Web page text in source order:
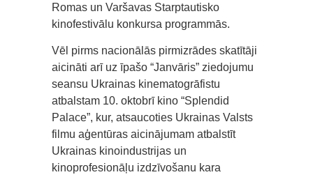
Romas un Varšavas Starptautisko
kinofestivālu konkursa programmās.
Vēl pirms nacionālās pirmizrādes skatītāji
aicināti arī uz īpašo “Janvāris” ziedojumu
seansu Ukrainas kinematogrāfistu
atbalstam 10. oktobrī kino “Splendid
Palace”, kur, atsaucoties Ukrainas Valsts
filmu aģentūras aicinājumam atbalstīt
Ukrainas kinoindustrijas un
kinoprofesionāļu izdzīvošanu kara